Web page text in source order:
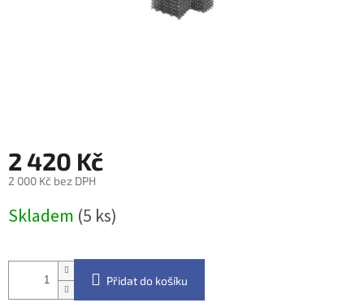
2 420 Kč
2 000 Kč bez DPH
cena:
Skladem (5 ks)
Přidat do košíku